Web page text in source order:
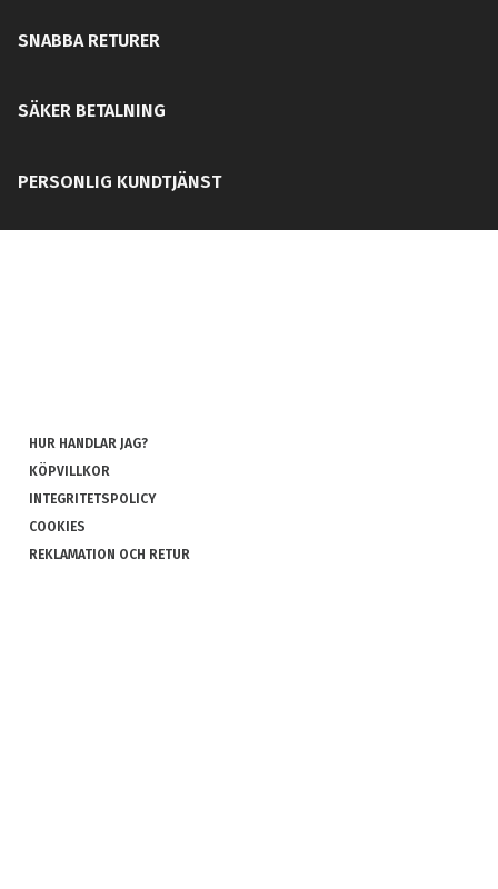
SNABBA RETURER
SÄKER BETALNING
PERSONLIG KUNDTJÄNST
HUR HANDLAR JAG?
KÖPVILLKOR
INTEGRITETSPOLICY
COOKIES
REKLAMATION OCH RETUR